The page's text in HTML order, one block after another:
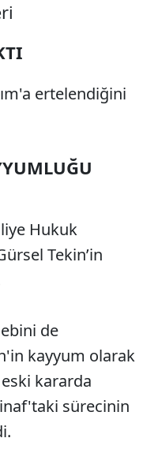
ertelendiğini
Hukuk
ürsel Tekin’in
de
kayyum olarak
kararda
sürecinin